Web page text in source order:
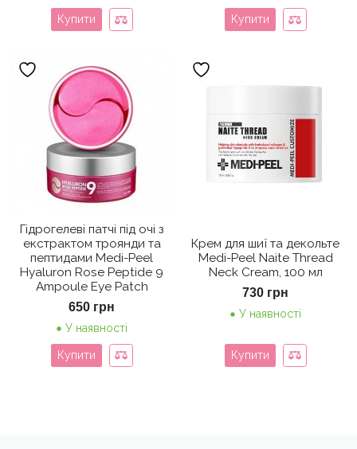
Купити Купити
Гідрогелеві патчі під очі з
екстрактом троянди та
пептидами Medi-Peel
Hyaluron Rose Peptide 9
Ampoule Eye Patch
650 грн
У наявності
Купити
Крем для шиї та декольте
Medi-Peel Naite Thread
Neck Cream, 100 мл
730 грн
У наявності
Купити